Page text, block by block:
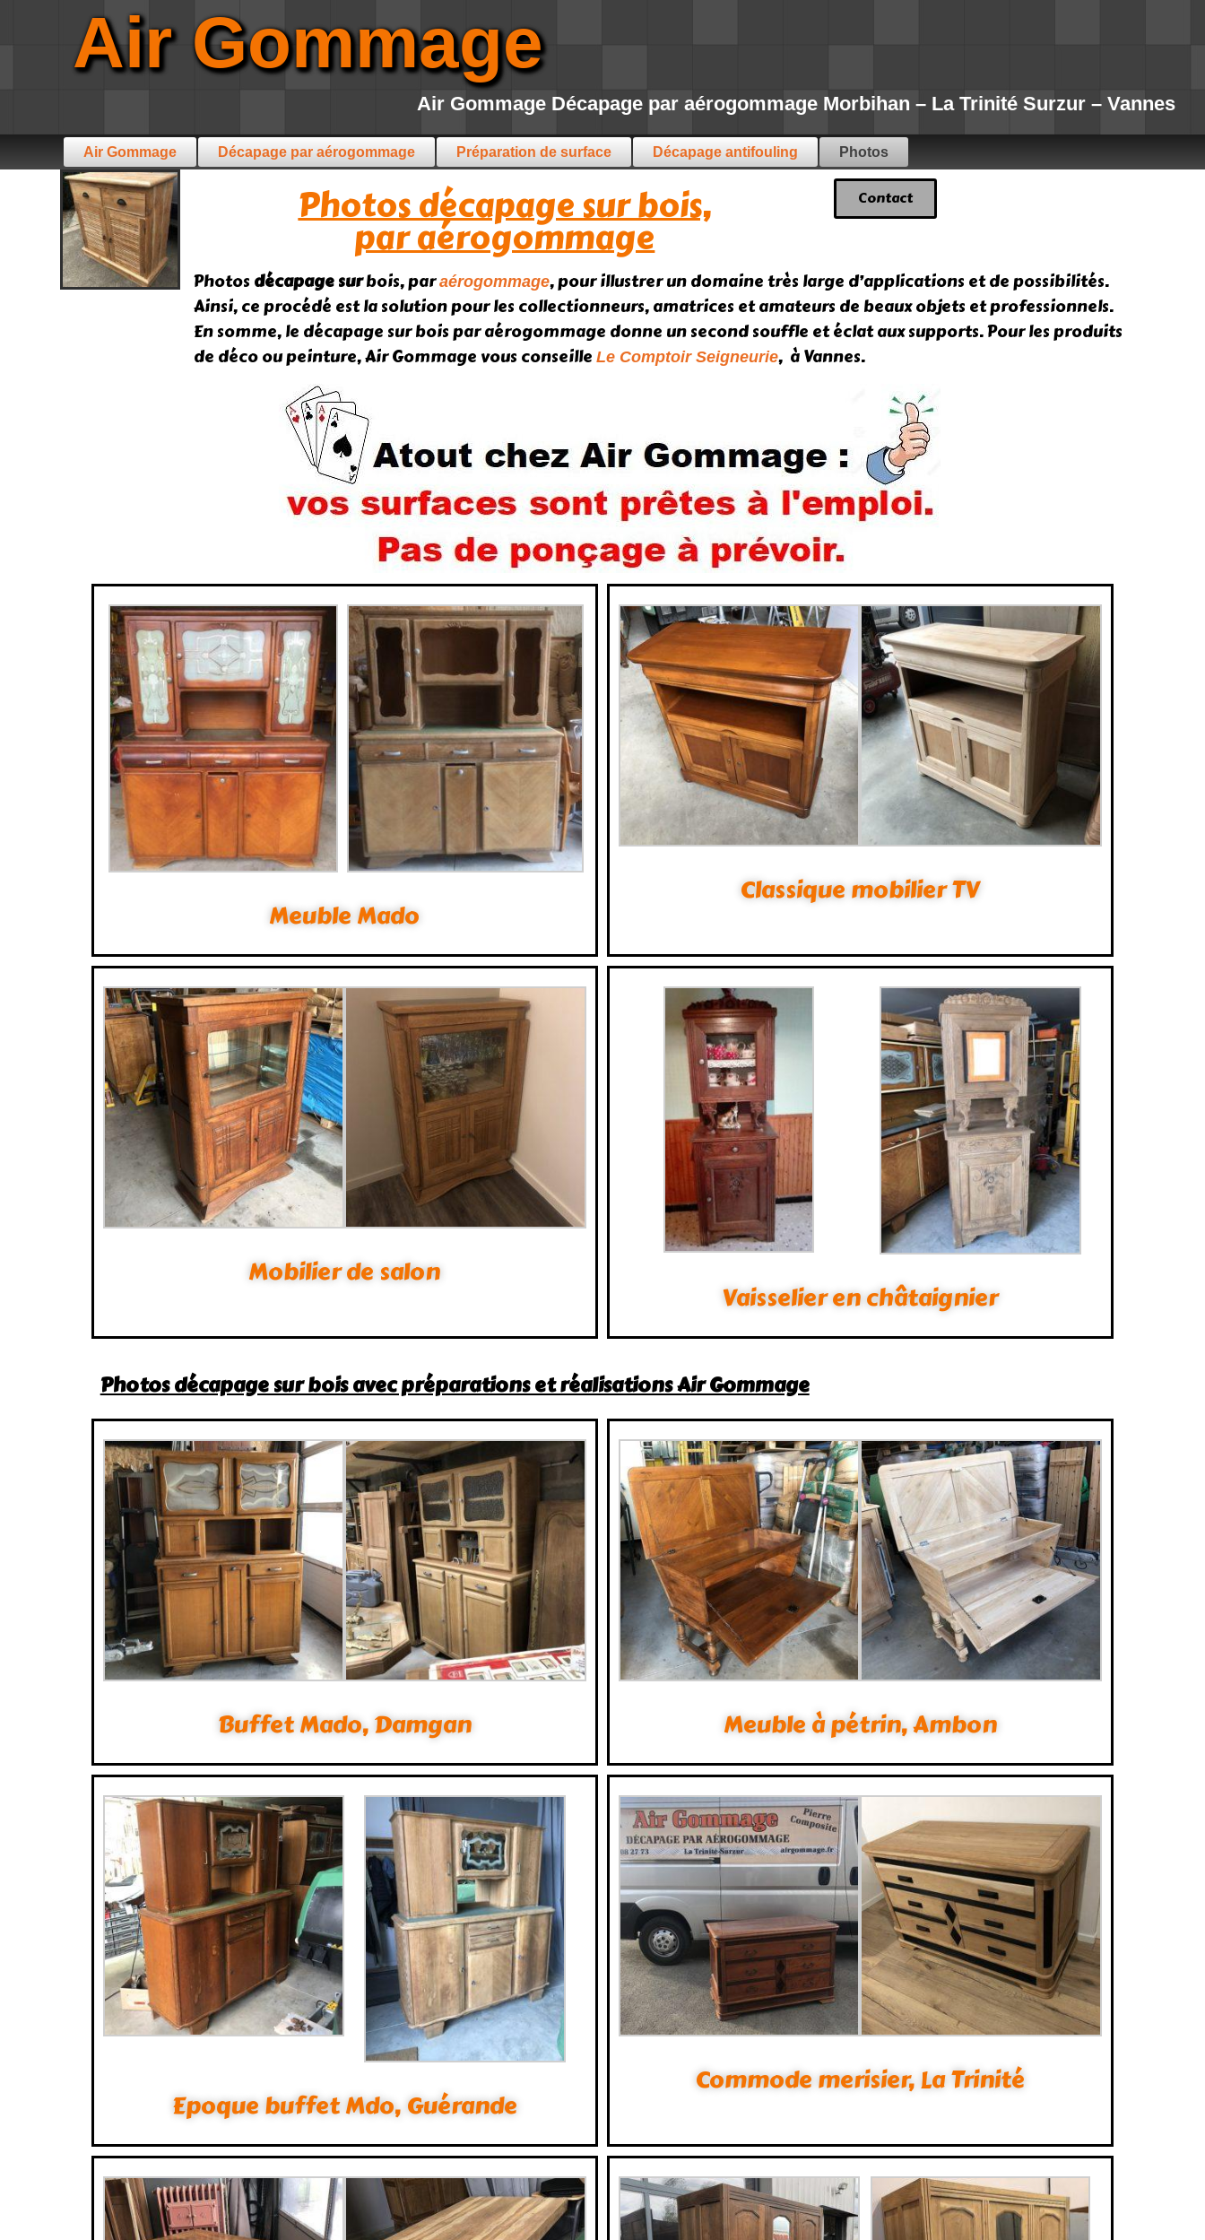
Air Gommage
Air Gommage Décapage par aérogommage Morbihan – La Trinité Surzur – Vannes
Air Gommage Décapage par aérogommage Préparation de surface Décapage antifouling Photos
Photos décapage sur bois,
par aérogommage
Contact
Photos décapage surbois, paraérogommage, pour illustrer un domaine très large d’applications et de possibilités.
Ainsi, ce procédé est la solution pour les collectionneurs, amatrices et amateurs de beaux objets et professionnels.
En somme, le décapage sur bois par aérogommage donne un second souffle et éclat aux supports. Pour les produits
de déco ou peinture, Air Gommage vous conseilleLe Comptoir Seigneurie, à Vannes.
Meuble Mado
Classique mobilier TV
Mobilier de salon
Vaisselier en châtaignier
Photos décapage sur bois avec préparations et réalisations Air Gommage
Buffet Mado, Damgan Meuble à pétrin, Ambon
Epoque buffet Mdo, Guérande
Commode merisier, La Trinité